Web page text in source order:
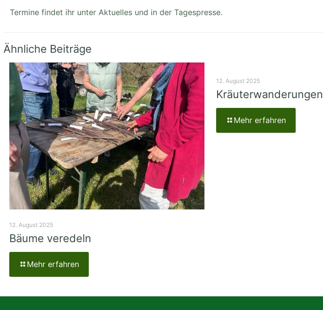
Termine findet ihr unter Aktuelles und in der Tagespresse.
Ähnliche Beiträge
12. August 2025
Bäume veredeln
Mehr erfahren
12. August 2025
Kräuterwanderungen
Mehr erfahren